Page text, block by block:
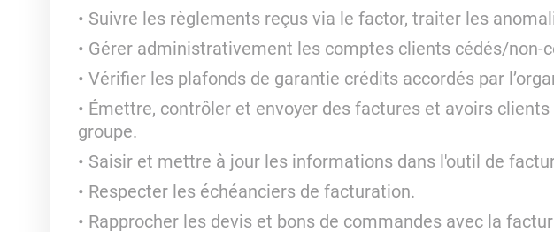
Suivre les règlements reçus via le factor, traiter les
Gérer administrativement les comptes clients cédés/non-
Vérifier les plafonds de garantie crédits accordés par
Émettre, contrôler et envoyer des factures et avoirs clients
groupe.
Saisir et mettre à jour les informations dans l'outil de
Respecter les échéanciers de facturation.
Rapprocher les devis et bons de commandes avec la